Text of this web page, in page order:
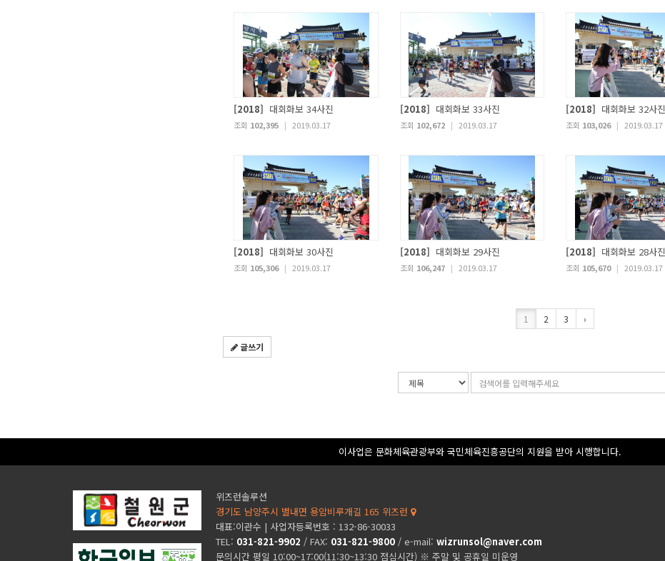
[2018] 대회화보 34사진
조회 102,395 | 2019.03.17
[2018] 대회화보 33사진
조회 102,672 | 2019.03.17
[2018] 대회화보 32사진
조회 103,026 | 2019.03.17
[2018] 대회화보 30사진
조회 105,306 | 2019.03.17
[2018] 대회화보 29사진
조회 106,247 | 2019.03.17
[2018] 대회화보 28사진
조회 105,670 | 2019.03.17
1 2 3 ›
글쓰기
검
색
검
색
이사업은 문화체육관광부와 국민체육진흥공단의 지원을 받아 시행합니다.
위즈런솔루션
경기도 남양주시 별내면 용암비루개길 165 위즈런
대표:이관수 | 사업자등록번호 : 132-86-30033
TEL: 031-821-9902 / FAX: 031-821-9800 / e-mail: wizrunsol@naver.com
문의시간 평일 10:00~17:00(11:30~13:30 점심시간) ※ 주말 및 공휴일 미운영